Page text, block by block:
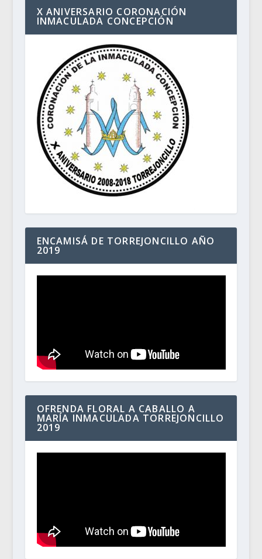
X ANIVERSARIO CORONACIÓN
INMACULADA CONCEPCIÓN
ENCAMISÁ DE TORREJONCILLO AÑO
2019
OFRENDA FLORAL A CABALLO A
MARÍA INMACULADA TORREJONCILLO
2019